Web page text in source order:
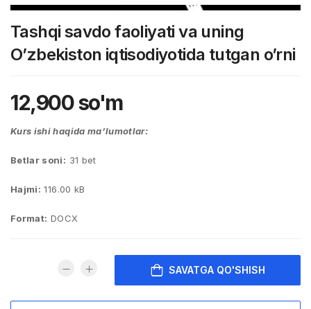
Tashqi savdo faoliyati va uning
O’zbekiston iqtisodiyotida tutgan o’rni
12,900so'm
Kurs ishi haqida ma’lumotlar:
Betlar soni: 31 bet
Hajmi: 116.00 kB
Format: DOCX
SAVATGA QO'SHISH